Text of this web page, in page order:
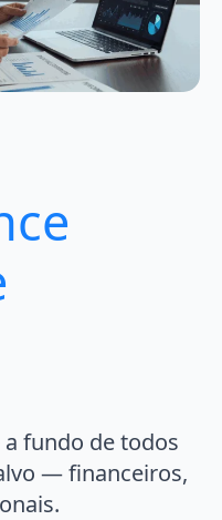
fundo de todos
— financeiros,